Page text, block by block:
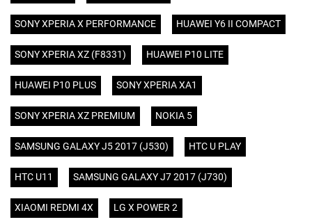
SONY XPERIA X PERFORMANCE HUAWEI Y6 II COMPACT
SONY XPERIA XZ (F8331) HUAWEI P10 LITE
HUAWEI P10 PLUS SONY XPERIA XA1
SONY XPERIA XZ PREMIUM NOKIA 5
SAMSUNG GALAXY J5 2017 (J530) HTC U PLAY
HTC U11 SAMSUNG GALAXY J7 2017 (J730)
XIAOMI REDMI 4X LG X POWER 2